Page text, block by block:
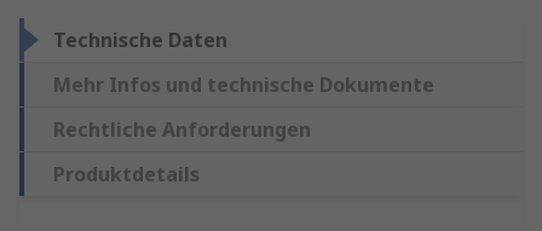
Technische Daten
Mehr Infos und technische Dokumente
Rechtliche Anforderungen
Produktdetails